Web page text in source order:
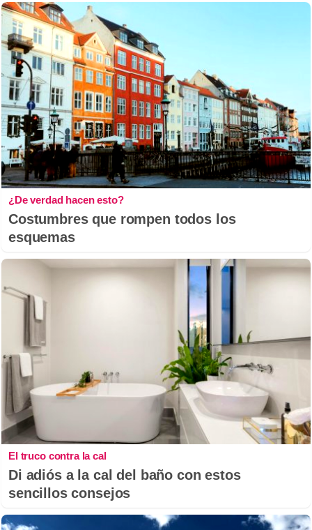
¿De verdad hacen esto?
Costumbres que rompen todos los
esquemas
El truco contra la cal
Di adiós a la cal del baño con estos
sencillos consejos